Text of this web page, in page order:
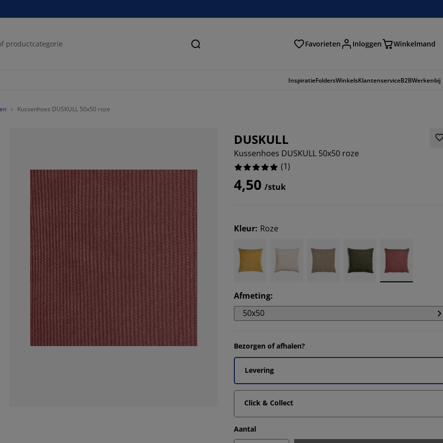
Zoeken Favorieten Inloggen Winkelmand
InspiratieFoldersWinkelsKlantenserviceB2BWerkenbij
Kussenhoes DUSKULL 50x50 roze
DUSKULL
Kussenhoes DUSKULL 50x50 roze
(1)
4,50 /stuk
Kleur: Roze
Afmeting:
50x50
Bezorgen of afhalen?
Levering
Click & Collect
Aantal